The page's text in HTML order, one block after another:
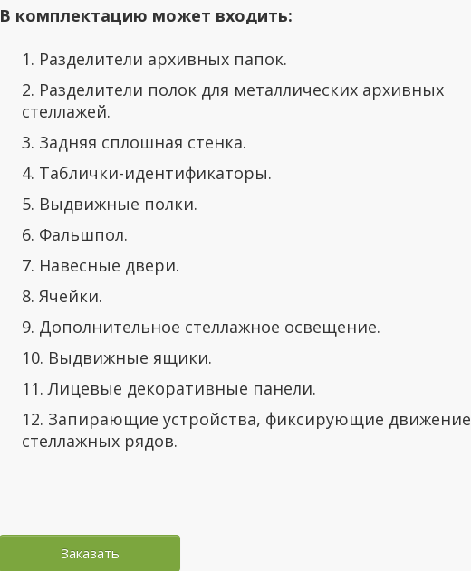
В комплектацию может входить:
1. Разделители архивных папок.
2. Разделители полок для металлических архивных
стеллажей.
3. Задняя сплошная стенка.
4. Таблички-идентификаторы.
5. Выдвижные полки.
6. Фальшпол.
7. Навесные двери.
8. Ячейки.
9. Дополнительное стеллажное освещение.
10. Выдвижные ящики.
11. Лицевые декоративные панели.
12. Запирающие устройства, фиксирующие движение
стеллажных рядов.
Заказать